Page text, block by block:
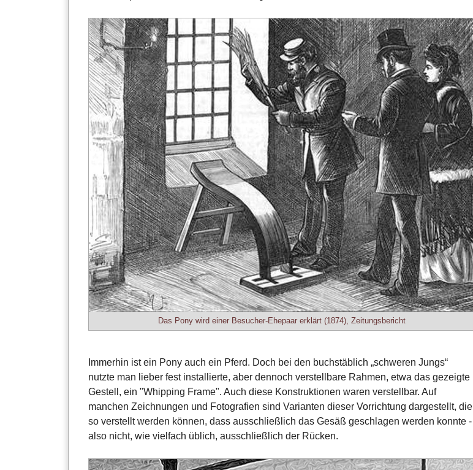
Das Pony wird einer Besucher-Ehepaar erklärt (1874), Zeitungsbericht
Immerhin ist ein Pony auch ein Pferd. Doch bei den buchstäblich „schweren Jungs“
nutzte man lieber fest installierte, aber dennoch verstellbare Rahmen, etwa das gezeigte
Gestell, ein "Whipping Frame". Auch diese Konstruktionen waren verstellbar. Auf
manchen Zeichnungen und Fotografien sind Varianten dieser Vorrichtung dargestellt, die
so verstellt werden können, dass ausschließlich das Gesäß geschlagen werden konnte -
also nicht, wie vielfach üblich, ausschließlich der Rücken.